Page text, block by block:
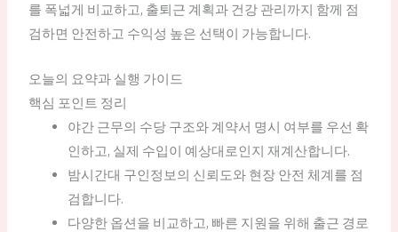
를 폭넓게 비교하고, 출퇴근 계획과 건강 관리까지 함께 점
검하면 안전하고 수익성 높은 선택이 가능합니다.
오늘의 요약과 실행 가이드
핵심 포인트 정리
야간 근무의 수당 구조와 계약서 명시 여부를 우선 확
인하고, 실제 수입이 예상대로인지 재계산합니다.
밤시간대 구인정보의 신뢰도와 현장 안전 체계를 점
검합니다.
다양한 옵션을 비교하고, 빠른 지원을 위해 출근 경로